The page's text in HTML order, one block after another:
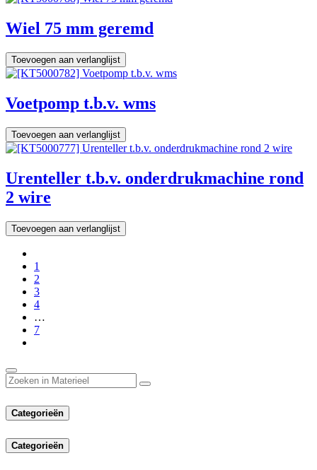
Wiel 75 mm geremd
Toevoegen aan verlanglijst
Voetpomp t.b.v. wms
Toevoegen aan verlanglijst
Urenteller t.b.v. onderdrukmachine rond
2 wire
Toevoegen aan verlanglijst
1
2
3
4
…
7
Categorieën
Categorieën